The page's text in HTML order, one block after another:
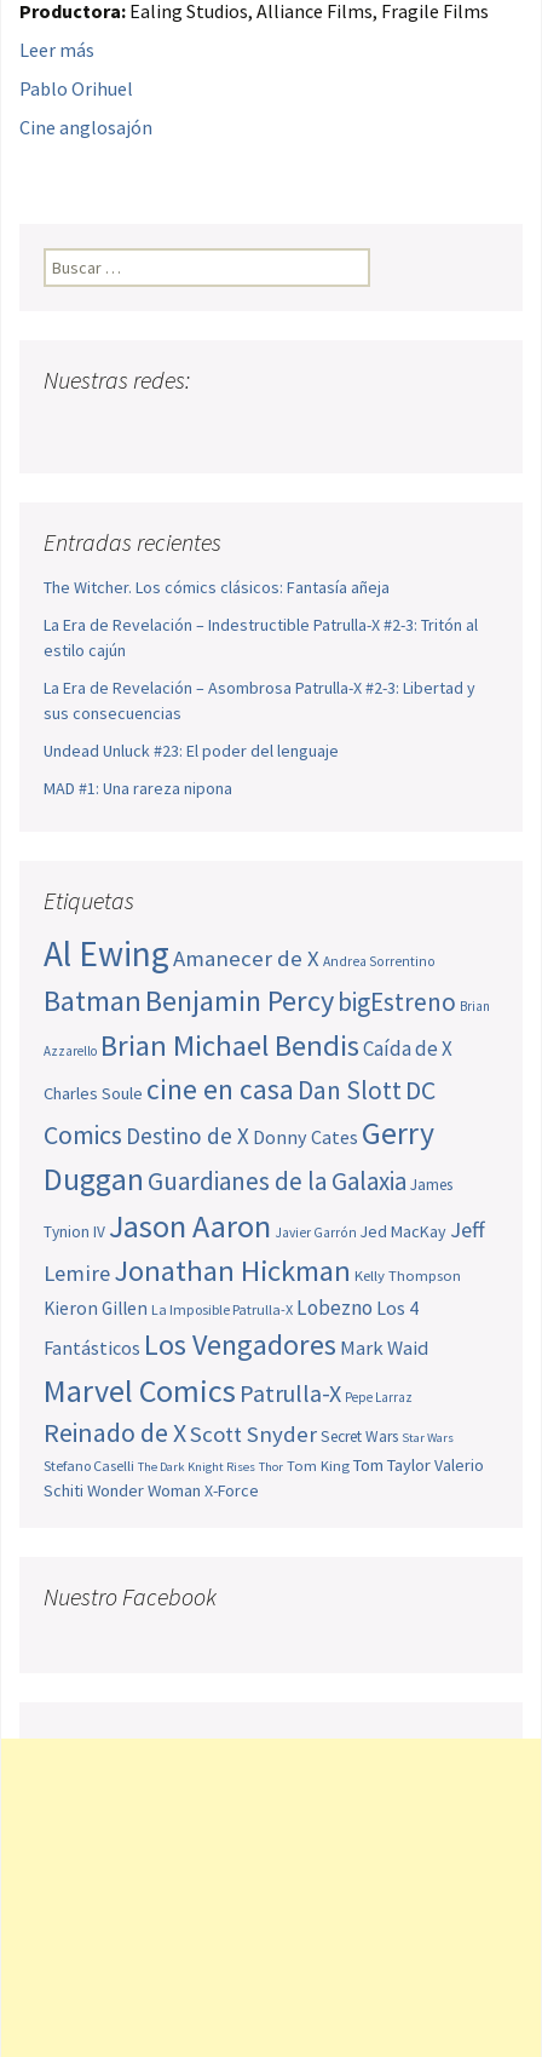
Productora: Ealing Studios, Alliance Films, Fragile Films
Leer más
Pablo Orihuel
Cine anglosajón
Buscar:
Nuestras redes:
Entradas recientes
The Witcher. Los cómics clásicos: Fantasía añeja
La Era de Revelación – Indestructible Patrulla-X #2-3: Tritón al
estilo cajún
La Era de Revelación – Asombrosa Patrulla-X #2-3: Libertad y
sus consecuencias
Undead Unluck #23: El poder del lenguaje
MAD #1: Una rareza nipona
Etiquetas
Al EwingAmanecer de X Andrea Sorrentino
Batman Benjamin PercybigEstreno Brian
Azzarello Brian Michael BendisCaída de X
Charles Soule cine en casa Dan SlottDC
Comics Destino de X Donny Cates Gerry
Duggan Guardianes de la Galaxia James
Tynion IV Jason Aaron Javier Garrón Jed MacKay Jeff
LemireJonathan Hickman Kelly Thompson
Kieron Gillen La Imposible Patrulla-X Lobezno Los 4
Fantásticos Los Vengadores Mark Waid
Marvel Comics Patrulla-X Pepe Larraz
Reinado de XScott SnyderSecret Wars Star Wars
Stefano Caselli The Dark Knight Rises Thor Tom King Tom TaylorValerio
Schiti Wonder Woman X-Force
Nuestro Facebook